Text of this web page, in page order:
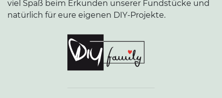
viel Spaß beim Erkunden unserer Fundstücke und
natürlich für eure eigenen DIY-Projekte.